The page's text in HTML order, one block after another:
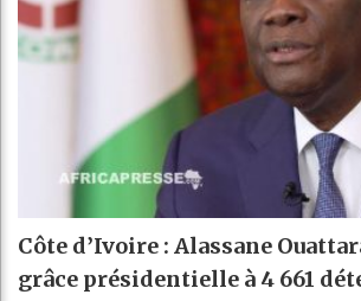
Côte d’Ivoire : Alassane
grâce présidentielle à 4 661